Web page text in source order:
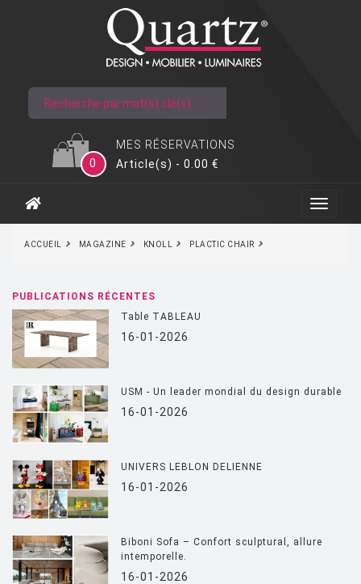
MES RÉSERVATIONS
0
Article(s) - 0.00 €
ACCUEIL MAGAZINE KNOLL PLACTIC CHAIR
PUBLICATIONS RÉCENTES
Table TABLEAU
16-01-2026
USM - Un leader mondial du design durable
16-01-2026
UNIVERS LEBLON DELIENNE
16-01-2026
Biboni Sofa – Confort sculptural, allure
intemporelle.
16-01-2026